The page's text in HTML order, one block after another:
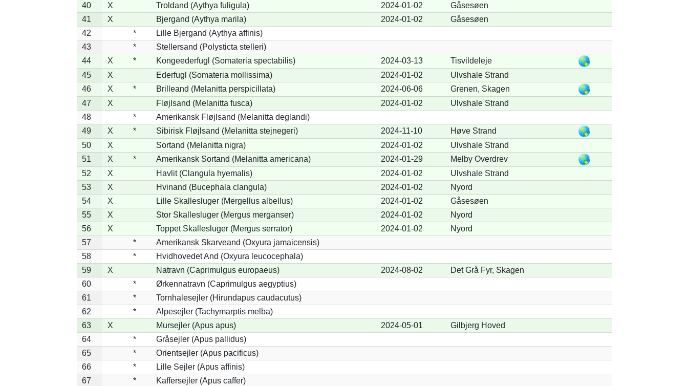
40
X Troldand (Aythya fuligula) 2024-01-02
Gåsesøen
41
X Bjergand (Aythya marila) 2024-01-02
Gåsesøen
42
*
Lille Bjergand (Aythya affinis)
43
*
Stellersand (Polysticta stelleri)
44
X * Kongeederfugl (Somateria spectabilis) 2024-03-13
Tisvildeleje
45
X Ederfugl (Somateria mollissima) 2024-01-02
Ulvshale Strand
46
X * Brilleand (Melanitta perspicillata) 2024-06-06
Grenen, Skagen
47
X Fløjlsand (Melanitta fusca) 2024-01-02
Ulvshale Strand
48
*
Amerikansk Fløjlsand (Melanitta deglandi)
49
X * Sibirisk Fløjlsand (Melanitta stejnegeri) 2024-11-10
Høve Strand
50
X Sortand (Melanitta nigra) 2024-01-02
Ulvshale Strand
51
X * Amerikansk Sortand (Melanitta americana) 2024-01-29
Melby Overdrev
52
X Havlit (Clangula hyemalis) 2024-01-02
Ulvshale Strand
53
X Hvinand (Bucephala clangula) 2024-01-02
Nyord
54
X Lille Skallesluger (Mergellus albellus) 2024-01-02
Gåsesøen
55
X Stor Skallesluger (Mergus merganser) 2024-01-02
Nyord
56
X Toppet Skallesluger (Mergus serrator) 2024-01-02
Nyord
57
*
Amerikansk Skarveand (Oxyura jamaicensis)
58
*
Hvidhovedet And (Oxyura leucocephala)
59
X Natravn (Caprimulgus europaeus) 2024-08-02
Det Grå Fyr, Skagen
60
*
Ørkennatravn (Caprimulgus aegyptius)
61
*
Tornhalesejler (Hirundapus caudacutus)
62
*
Alpesejler (Tachymarptis melba)
63
X Mursejler (Apus apus) 2024-05-01
Gilbjerg Hoved
64
*
Gråsejler (Apus pallidus)
65
*
Orientsejler (Apus pacificus)
66
*
Lille Sejler (Apus affinis)
67
*
Kaffersejler (Apus caffer)